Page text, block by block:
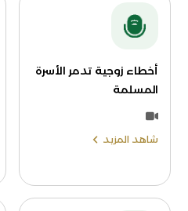
أخطاء زوجية تدمر الأسرة
المسلمة
شاهد المزيد